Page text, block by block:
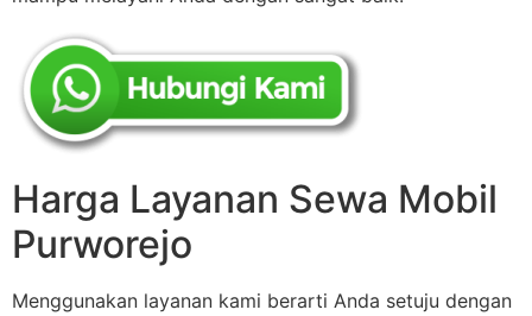
Harga Layanan Sewa Mobil
Purworejo
Menggunakan layanan kami berarti Anda setuju dengan